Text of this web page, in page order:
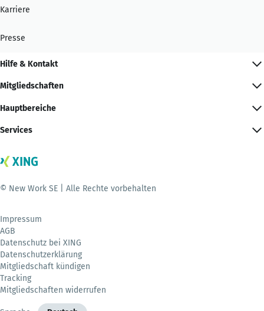
Karriere
Presse
Hilfe & Kontakt
Mitgliedschaften
Hauptbereiche
Services
© New Work SE | Alle Rechte vorbehalten
Impressum
AGB
Datenschutz bei XING
Datenschutzerklärung
Mitgliedschaft kündigen
Tracking
Mitgliedschaften widerrufen